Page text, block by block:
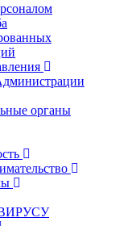
органы